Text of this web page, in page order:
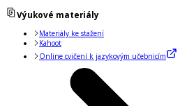
Výukové materiály
Materiály ke stažení
Kahoot
Online cvičení k jazykovým učebnicím